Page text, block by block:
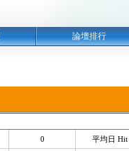
論壇排行
0 平均日 Hit